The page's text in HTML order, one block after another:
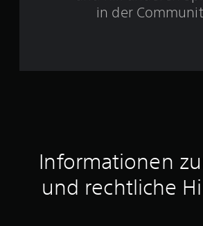
in der
Informationen
und rechtliche